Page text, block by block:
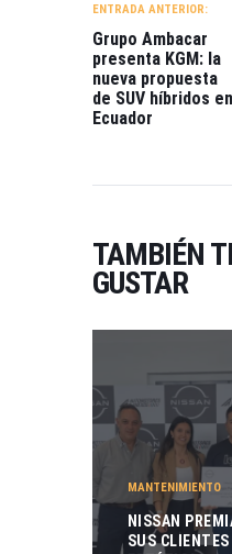
ENTRADAS
ENTRADA ANTERIOR:
Grupo Ambacar
presenta KGM: la
nueva propuesta
de SUV híbridos en
Ecuador
TAMBIÉN
GUSTAR
MANTENIMIENTO
NISSAN
SUS CLIENTES